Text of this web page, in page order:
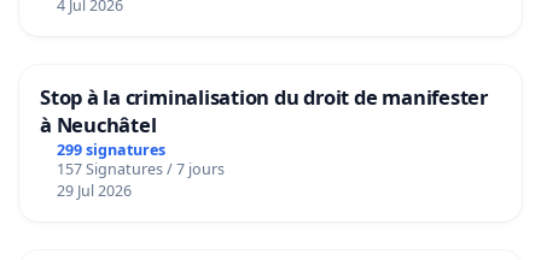
4 Jul 2026
Stop à la criminalisation du droit de manifester
à Neuchâtel
299 signatures
157 Signatures / 7 jours
29 Jul 2026